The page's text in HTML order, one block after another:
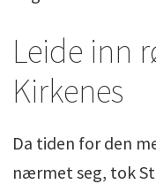
Leide inn
Kirkenes
Da tiden for den
nærmet seg, tok